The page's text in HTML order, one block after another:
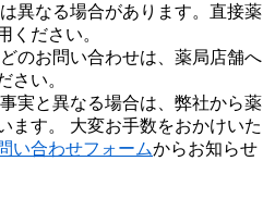
異なる場合があります。直接薬
ください。
のお問い合わせは、薬局店舗へ
さい。
実と異なる場合は、弊社から薬
ます。 大変お手数をおかけいた
い合わせフォームからお知らせ